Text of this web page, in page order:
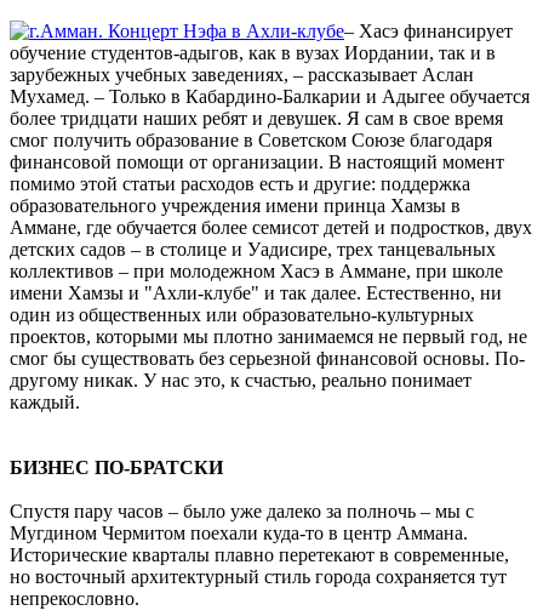
– Хасэ финансирует
обучение студентов-адыгов, как в вузах Иордании, так и в
зарубежных учебных заведениях, – рассказывает Аслан
Мухамед. – Только в Кабардино-Балкарии и Адыгее обучается
более тридцати наших ребят и девушек. Я сам в свое время
смог получить образование в Советском Союзе благодаря
финансовой помощи от организации. В настоящий момент
помимо этой статьи расходов есть и другие: поддержка
образовательного учреждения имени принца Хамзы в
Аммане, где обучается более семисот детей и подростков, двух
детских садов – в столице и Уадисире, трех танцевальных
коллективов – при молодежном Хасэ в Аммане, при школе
имени Хамзы и "Ахли-клубе" и так далее. Естественно, ни
один из общественных или образовательно-культурных
проектов, которыми мы плотно занимаемся не первый год, не
смог бы существовать без серьезной финансовой основы. По-
другому никак. У нас это, к счастью, реально понимает
каждый.
БИЗНЕС ПО-БРАТСКИ
Спустя пару часов – было уже далеко за полночь – мы с
Мугдином Чермитом поехали куда-то в центр Аммана.
Исторические кварталы плавно перетекают в современные,
но восточный архитектурный стиль города сохраняется тут
непрекословно.